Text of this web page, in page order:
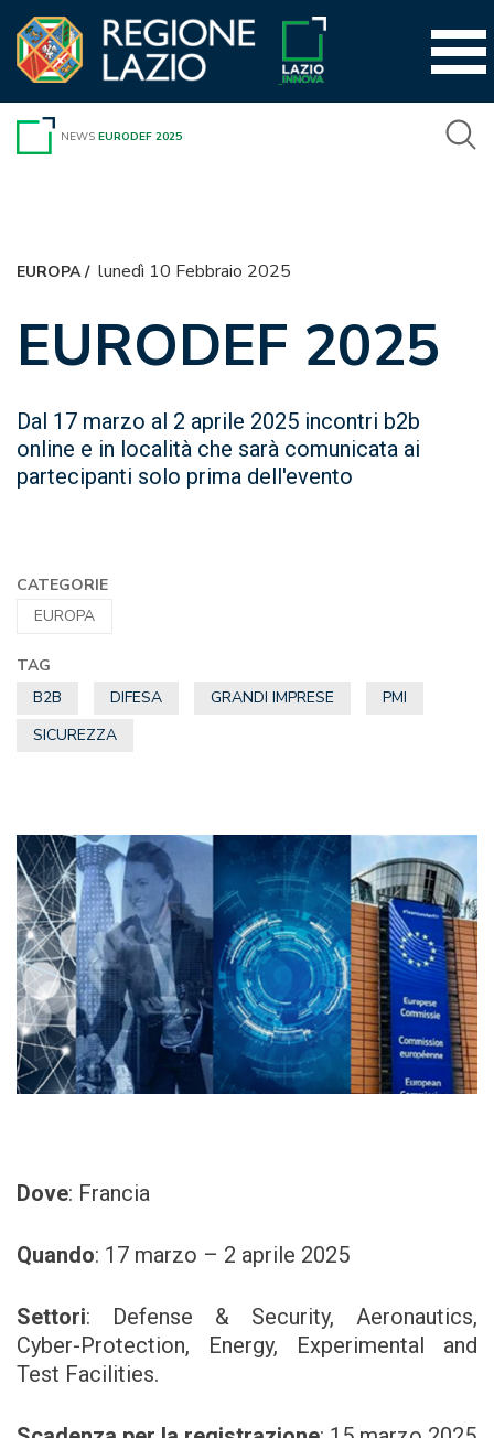
contenuto
NEWS EURODEF 2025
EUROPA/ lunedì 10 Febbraio 2025
EURODEF 2025
Dal 17 marzo al 2 aprile 2025 incontri b2b
online e in località che sarà comunicata ai
partecipanti solo prima dell'evento
CATEGORIE
EUROPA
TAG
B2B
DIFESA GRANDI IMPRESE
PMI
SICUREZZA
Dove: Francia
Quando: 17 marzo – 2 aprile 2025
Settori:
Defense & Security, Aeronautics,
Cyber-Protection, Energy, Experimental and
Test Facilities.